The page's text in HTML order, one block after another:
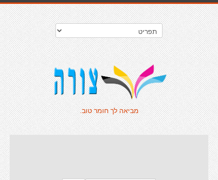
מביאה לך חומר טוב.